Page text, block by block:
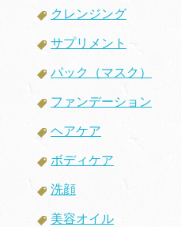
クレンジング
サプリメント
パック（マスク）
ファンデーション
ヘアケア
ボディケア
洗顔
美容オイル